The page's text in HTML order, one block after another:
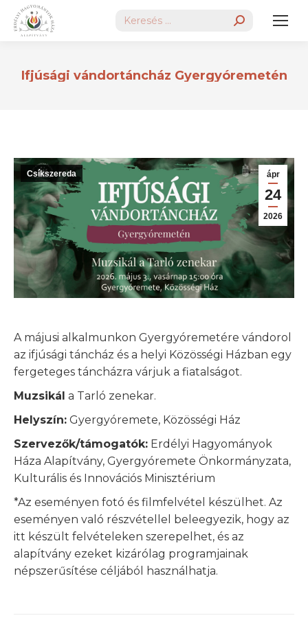
Search:
Ifjúsági vándortáncház Gyergyóremetén
ápr
24
2026
Csíkszereda
A májusi alkalmunkon Gyergyóremetére vándorol
az ifjúsági táncház és a helyi Közösségi Házban egy
fergeteges táncházra várjuk a fiatalságot.
Muzsikál a Tarló zenekar.
Helyszín: Gyergyóremete, Közösségi Ház
Szervezők/támogatók: Erdélyi Hagyományok
Háza Alapítvány, Gyergyóremete Önkormányzata,
Kulturális és Innovációs Minisztérium
*Az eseményen fotó és filmfelvétel készülhet. Az
eseményen való részvétellel beleegyezik, hogy az
itt készült felvételeken szerepelhet, és az
alapítvány ezeket kizárólag programjainak
népszerűsítése céljából használhatja.